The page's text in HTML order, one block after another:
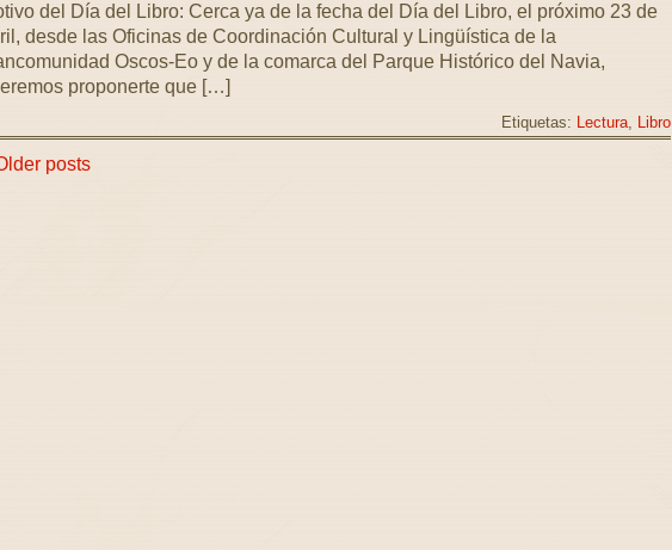
del Día del Libro: Cerca ya de la fecha del Día del Libro, el próximo 23 de
desde las Oficinas de Coordinación Cultural y Lingüística de la
Oscos-Eo y de la comarca del Parque Histórico del Navia,
proponerte que […]
Etiquetas: Lectura, Libro
posts